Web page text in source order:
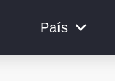
País